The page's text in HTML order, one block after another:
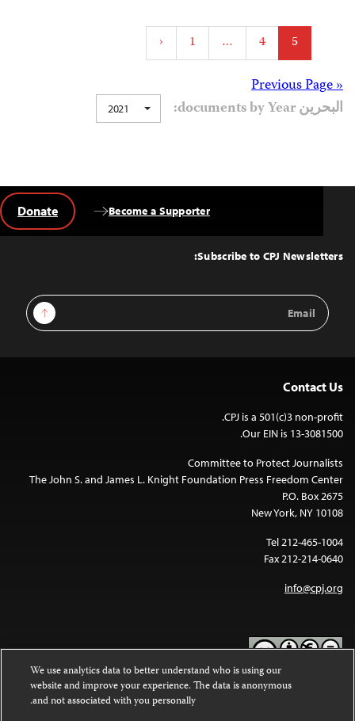
Posts
pagination
‹ 1 … 4 5
Posts
navigation
« Previous Page
البحرين documents by Year:
2021
Top
Subscribe to CPJ Newsletters:
Email
Address
Sign Up
Become a Supporter
Donate
Contact Us
CPJ is a 501(c)3 non-profit.
Our EIN is 13-3081500.
Committee to Protect Journalists
The John S. and James L. Knight Foundation Press Freedom Center
P.O. Box 2675
New York, NY 10108
Tel 212-465-1004
Fax 212-214-0640
info@cpj.org
Except where noted, text on this website is licensed under a
Commons Attribution-NonCommercial-NoDerivatives 4.0
We use analytics data to better understand who is using our
website and improve your experience. The data is anonymous
and not associated with you personally.